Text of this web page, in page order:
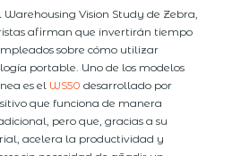
Vision Study de Zebra,
afirman que invertirán tiempo
sobre cómo utilizar
portable. Uno de los modelos
es el WS50 desarrollado por
que funciona de manera
pero que, gracias a su
acelera la productividad y